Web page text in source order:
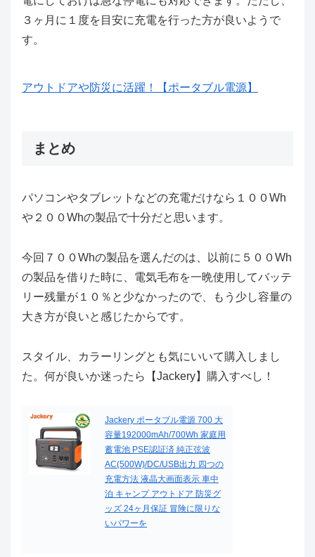
３ヶ月に１度を目安に充電を行った方が良いようで
す。
アウトドアや防災に活躍！【ポータブル電源】
まとめ
パソコンやタブレットなどの充電だけなら１００Wh
や２００Whの製品で十分だと思います。
今回７００Whの製品を選んだのは、以前に５００Wh
の製品を借りた時に、電気毛布を一晩使用してバッテ
リー残量が１０％と少なかったので、もう少し容量の
大き方が良いと感じたからです。
スタイル、カラーリングとも気にいいて購入しまし
た。何が良いか迷ったら【Jackery】購入すべし！
Jackery ポータブル電源 700 大
容量192000mAh/700Wh 家庭用
蓄電池 PSE認証済 純正弦波
AC(500W)/DC/USB出力 四つの
充電方法 液晶大画面表示 車中
泊 キャンプ アウトドア 防災グ
ッズ 24ヶ月保証 冒険に限りな
いパワーを